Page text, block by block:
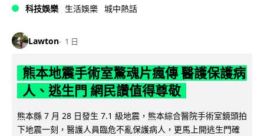
科技娛樂 生活娛樂 城中熱話
Lawton 1 日
熊本地震手術室驚魂片瘋傳 醫護保護病
人、逃生門 網民讚值得尊敬
熊本縣 7 月 28 日發生 7.1 級地震，熊本綜合醫院手術室鏡頭拍
下地震一刻，醫護人員臨危不亂保護病人，更馬上開逃生門確